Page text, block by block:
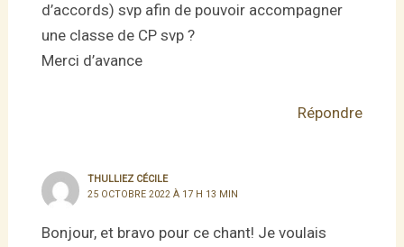
d’accords) svp afin de pouvoir accompagner
une classe de CP svp ?
Merci d’avance
Répondre
THULLIEZ CÉCILE
25 OCTOBRE 2022 À 17 H 13 MIN
Bonjour, et bravo pour ce chant! Je voulais